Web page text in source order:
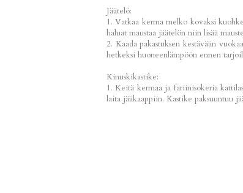
Jäätelö:
1. Vatkaa kerma melko kovaksi
haluat maustaa jäätelön niin lisää
2. Kaada pakastuksen kestävään
hetkeksi huoneenlämpöön ennen
Kinuskikastike:
1. Keitä kermaa ja fariinisokeria
laita jääkaappiin. Kastike paksuuntuu